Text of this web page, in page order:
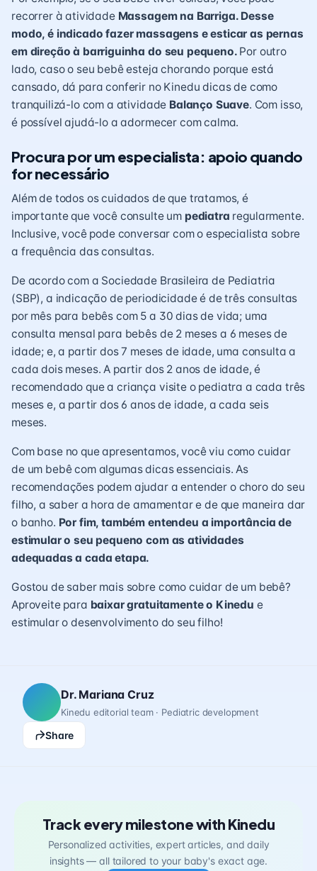
recorrer à atividade Massagem na Barriga. Desse
modo, é indicado fazer massagens e esticar as pernas
em direção à barriguinha do seu pequeno. Por outro
lado, caso o seu bebê esteja chorando porque está
cansado, dá para conferir no Kinedu dicas de como
tranquilizá-lo com a atividade Balanço Suave. Com isso,
é possível ajudá-lo a adormecer com calma.
Procura por um especialista: apoio quando
for necessário
Além de todos os cuidados de que tratamos, é
importante que você consulte um pediatra regularmente.
Inclusive, você pode conversar com o especialista sobre
a frequência das consultas.
De acordo com a Sociedade Brasileira de Pediatria
(SBP), a indicação de periodicidadeé de três consultas
por mês para bebês com 5 a 30 dias de vida; uma
consulta mensal para bebês de 2 meses a 6 meses de
idade; e, a partir dos 7 meses de idade, uma consulta a
cada dois meses. A partir dos 2 anos de idade, é
recomendado que a criança visite o pediatra a cada três
meses e, a partir dos 6 anos de idade, a cada seis
meses.
Com base no que apresentamos, você viu como cuidar
de um bebê com algumas dicas essenciais. As
recomendações podem ajudar a entender o choro do seu
filho, a saber a hora de amamentar e de que maneira dar
o banho. Por fim, também entendeu a importância de
estimular o seu pequeno com as atividades
adequadas a cada etapa.
Gostou de saber mais sobre como cuidar de um bebê?
Aproveite para baixar gratuitamente o Kinedu e
estimular o desenvolvimento do seu filho!
Dr. Mariana Cruz
Kinedu editorial team · Pediatric development
Share
Track every milestone with Kinedu
Personalized activities, expert articles, and daily
insights — all tailored to your baby's exact age.